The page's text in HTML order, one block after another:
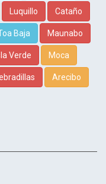
Luquillo Cataño
Baja Maunabo
Verde Moca
Arecibo